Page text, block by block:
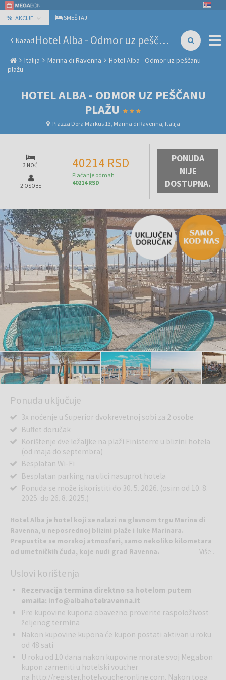
% AKCIJE SMEŠTAJ
Nazad Hotel Alba - Odmor uz peščanu plažu
Italija Marina di Ravenna
Hotel Alba - Odmor uz peščanu
plažu
HOTEL ALBA - ODMOR UZ PEŠČANU
PLAŽU
Piazza Dora Markus 13, Marina di Ravenna, Italija
3 NOĆI
2 OSOBE
40214 RSD
Plaćanje odmah
40214 RSD
PONUDA
NIJE
DOSTUPNA.
Ponuda uključuje
3x noćenje u Superior dvokrevetnoj sobi za 2 osobe
Buffet doručak
Korištenje dve ležaljke na plaži Finisterre u blizini hotela
(od maja do septembra)
Besplatan Wi-Fi
Besplatan parking na ulici nasuprot hotela
Ponuda se može iskoristiti do 30. 5. 2026. (osim od 10. 8.
2025. do 26. 8. 2025.)
Hotel Alba je hotel koji se nalazi na glavnom trgu Marina di
Ravenna, u neposrednoj blizini plaže i luke Marinara.
Prepustite se morskoj atmosferi, samo nekoliko kilometara
od umetničkih čuda, koje nudi grad Ravenna.
finim restoranom sa morskim plodovima i mnogim uspomenama za
Hotel se nalazi u neposrednoj blizini Finisterre plaže, plaže mekog
peska, izlazaka sunca roza boje, odmora i romantičnih večera,
okupanih mesečinom. Hotel Alba je porodični hotel, kao i odličan
izbor za one, koji čeznu za mirom.
Dvokrevetna Superior soba: bračni krevet, ogledalo, frižider (na
zahtev), fen za kosu, kupatilo sa tuš kabinom, šampon i gel za
tuširanje, sef, krevetić za dete, terasa, klima, TV i besplatan Wi-Fi.
Više...
Uslovi korištenja
Rezervacija termina direktno sa hotelom putem
emaila: info@albahotelravenna.it
Pre kupovine kupona obavezno proverite raspoloživost
željenog termina
Nakon kupovine kupona će kupon postati aktivan u roku
od 48 sati
U roku od 10 dana nakon kupovine morate svoj Megabon
kupon zameniti u hotelski voucher
na http://register.hotelvoucheronline.com. Nakon toga